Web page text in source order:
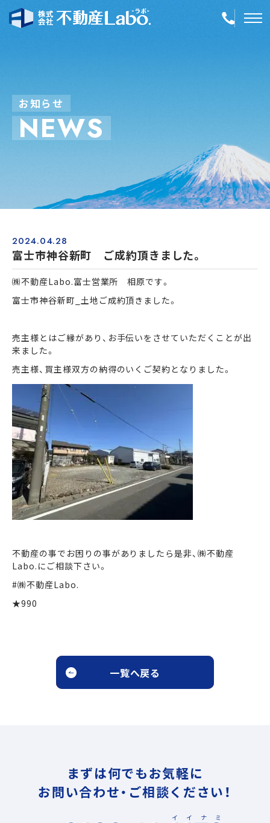
空き家再生
会社案内
店舗紹介
簡単！不動産査定
まずは何でもお気軽に
イイナミ
メールでお問い合わせ
LINEでお問い合わせ
お知らせ
NEWS
2024.04.28
富士市神谷新町 ご成約頂きました。
㈱不動産Labo.富士営業所 相原です。
富士市神谷新町_土地ご成約頂きました。
売主様とはご縁があり、お手伝いをさせていただくことが出
来ました。
売主様、買主様双方の納得のいくご契約となりました。
不動産の事でお困りの事がありましたら是非、㈱不動産
Labo.にご相談下さい。
#㈱不動産Labo.
★990
一覧へ戻る
まずは何でもお気軽に
お問い合わせ・ご相談ください！
イイナミ